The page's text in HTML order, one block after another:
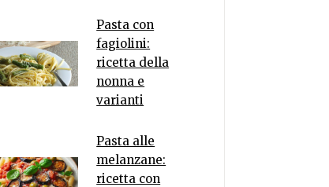
Pasta con
fagiolini:
ricetta della
nonna e
varianti
Pasta alle
melanzane:
ricetta con